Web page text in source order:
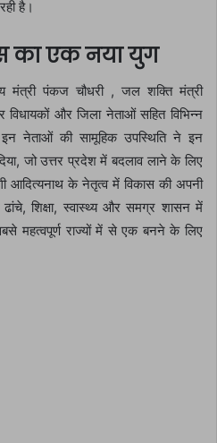
है।
का एक नया युग
मंत्री पंकज चौधरी , जल शक्ति मंत्री
और जिला नेताओं सहित विभिन्न
नेताओं की सामूहिक उपस्थिति ने इन
जो उत्तर प्रदेश में बदलाव लाने के लिए
आदित्यनाथ के नेतृत्व में विकास की अपनी
ढांचे, शिक्षा, स्वास्थ्य और समग्र शासन में
महत्वपूर्ण राज्यों में से एक बनने के लिए